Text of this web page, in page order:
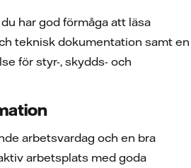
har god förmåga att läsa
teknisk dokumentation samt en
för styr-, skydds- och
arbetsvardag och en bra
arbetsplats med goda